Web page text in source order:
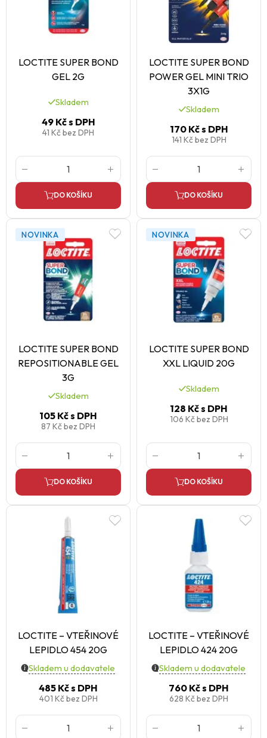
LOCTITE SUPER BOND
GEL 2G
Skladem
49 Kčs DPH
41 Kčbez DPH
DO KOŠÍKU
LOCTITE SUPER BOND
POWER GEL MINI TRIO
3X1G
Skladem
170 Kčs DPH
141 Kčbez DPH
DO KOŠÍKU
NOVINKA
LOCTITE SUPER BOND
REPOSITIONABLE GEL
3G
Skladem
105 Kčs DPH
87 Kčbez DPH
DO KOŠÍKU
NOVINKA
LOCTITE SUPER BOND
XXL LIQUID 20G
Skladem
128 Kčs DPH
106 Kčbez DPH
DO KOŠÍKU
LOCTITE – VTEŘINOVÉ
LEPIDLO 454 20G
Skladem u dodavatele
485 Kčs DPH
401 Kčbez DPH
LOCTITE – VTEŘINOVÉ
LEPIDLO 424 20G
Skladem u dodavatele
760 Kčs DPH
628 Kčbez DPH